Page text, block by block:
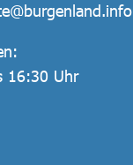
16:30 Uhr